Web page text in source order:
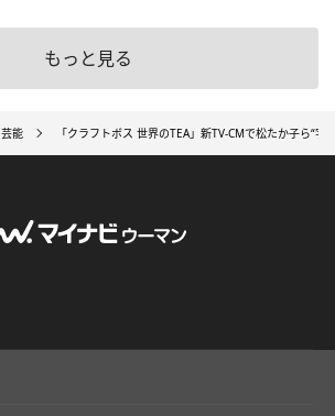
もっと見る
芸能 「クラフトボス 世界のTEA」新TV-CMで松たか子ら“宇